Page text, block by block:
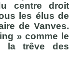
centre droit
les élus de
de Vanves.
» comme le
la trêve des